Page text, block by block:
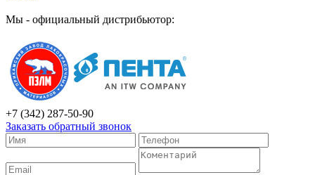
Мы - официальный дистрибьютор:
+7 (342) 287-50-90
Заказать обратный звонок